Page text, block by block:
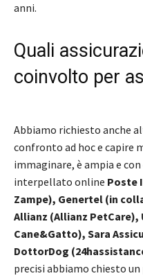
anni.
Quali
coinvolto per
Abbiamo richiesto anche
confronto ad hoc e capire
immaginare, è ampia e
interpellato online Poste
Zampe), Genertel (in
Allianz (Allianz PetCare),
Cane&Gatto), Sara
DottorDog
precisi abbiamo chiesto